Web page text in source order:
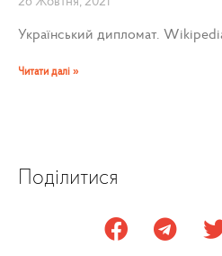
Український дипломат.
Читати далі »
Поділитися